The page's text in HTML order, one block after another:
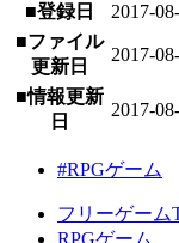
■登録日
2017-
■ファイル
更新日
2017-
■情報更新
日
2017-
#RPGゲーム
フリーゲーム
RPGゲーム